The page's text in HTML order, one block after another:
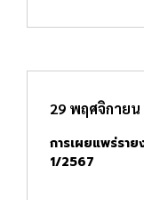
29 พฤศจิกายน
การเผยแพร่รา
1/2567